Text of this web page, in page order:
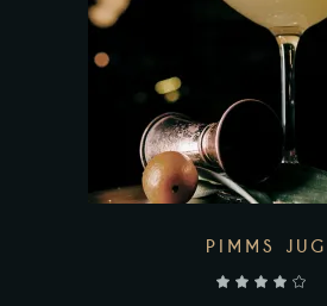
PIMMS JUG